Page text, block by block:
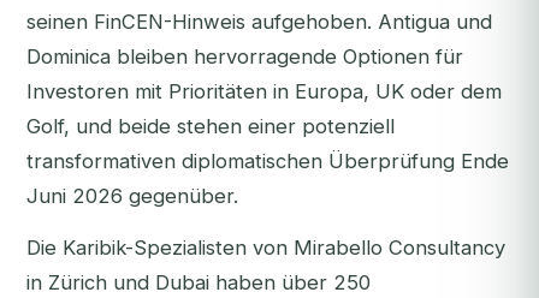
seinen FinCEN-Hinweis aufgehoben. Antigua und
Dominica bleiben hervorragende Optionen für
Investoren mit Prioritäten in Europa, UK oder dem
Golf, und beide stehen einer potenziell
transformativen diplomatischen Überprüfung Ende
Juni 2026 gegenüber.
Die Karibik-Spezialisten von Mirabello Consultancy
in Zürich und Dubai haben über 250